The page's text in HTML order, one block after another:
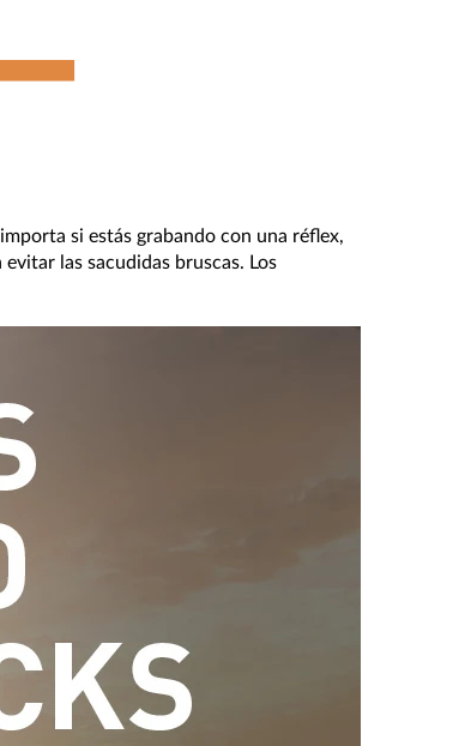
si estás grabando con una réflex,
las sacudidas bruscas. Los